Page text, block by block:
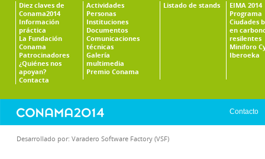
Diez claves de
Conama2014
Información
práctica
La Fundación
Conama
Patrocinadores
¿Quiénes nos
apoyan?
Contacta
Actividades
Personas
Instituciones
Documentos
Comunicaciones
técnicas
Galería
multimedia
Premio Conama
Listado de stands
EIMA 2014
Programa
Ciudades
en
resilentes
Miniforo
Iberoeka
Contacto
Desarrollado por: Varadero Software Factory (VSF)